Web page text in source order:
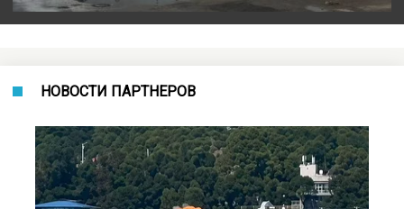
НОВОСТИ ПАРТНЕРОВ